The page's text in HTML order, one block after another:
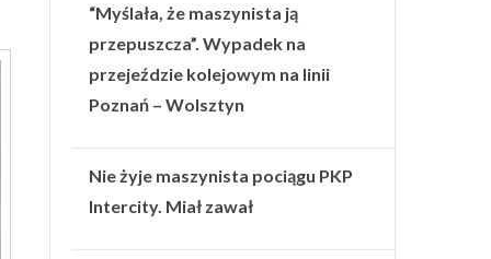
“Myślała, że maszynista ją
przepuszcza”. Wypadek na
przejeździe kolejowym na linii
Poznań – Wolsztyn
Nie żyje maszynista pociągu PKP
Intercity. Miał zawał